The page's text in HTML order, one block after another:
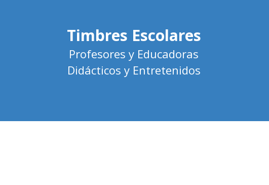
Timbres Escolares
Profesores y Educadoras
Didácticos y Entretenidos